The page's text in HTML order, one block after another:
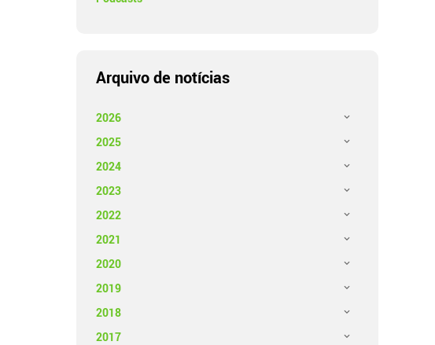
Arquivo de notícias
2026
2025
2024
2023
2022
2021
2020
2019
2018
2017